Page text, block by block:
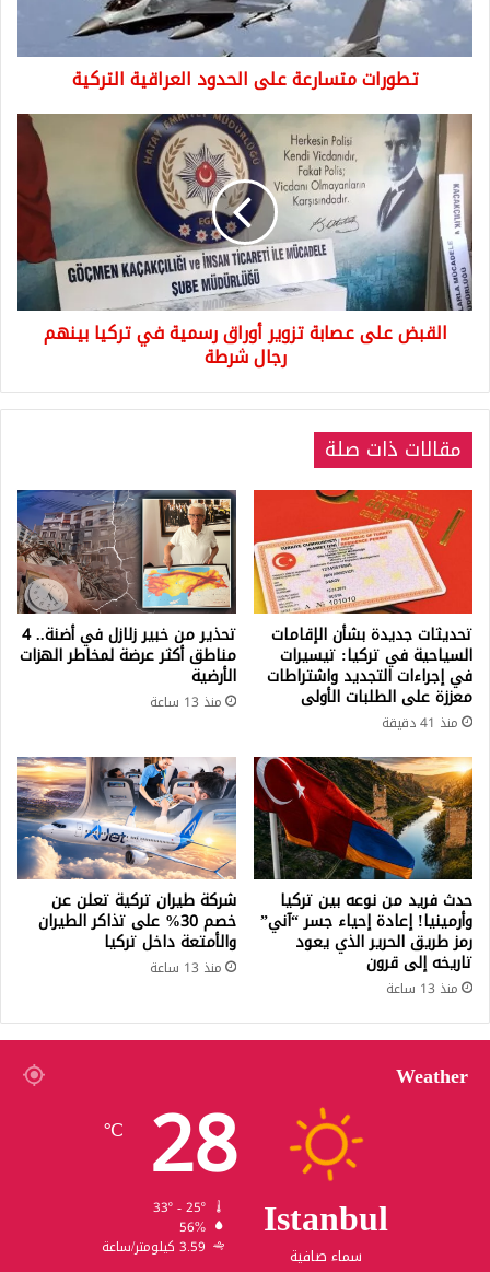
تطورات متسارعة على الحدود العراقية التركية
القبض
عصابة
تزوير
أوراق
رسمية
في
تركيا
بينهم
القبض على عصابة تزوير أوراق رسمية في تركيا بينهم
رجال شرطة
مقالات ذات صلة
تحديثات جديدة بشأن الإقامات
السياحية في تركيا: تيسيرات
في إجراءات التجديد واشتراطات
معززة على الطلبات الأولى
منذ 41 دقيقة
تحذير من خبير زلازل في أضنة.. 4
مناطق أكثر عرضة لمخاطر الهزات
الأرضية
منذ 13 ساعة
حدث فريد من نوعه بين تركيا
وأرمينيا! إعادة إحياء جسر “آني”
رمز طريق الحرير الذي يعود
تاريخه إلى قرون
منذ 13 ساعة
شركة طيران تركية تعلن عن
خصم 30% على تذاكر الطيران
والأمتعة داخل تركيا
منذ 13 ساعة
Weather
Istanbul
سماء صافية
28
℃
56%
3.59 كيلومتر/ساعة